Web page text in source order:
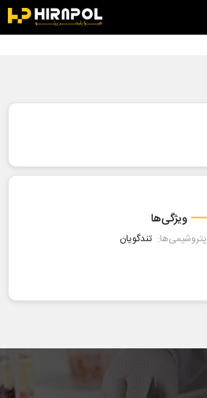
ویژگی‌ها
پتروشیمی‌ها: تندگویان